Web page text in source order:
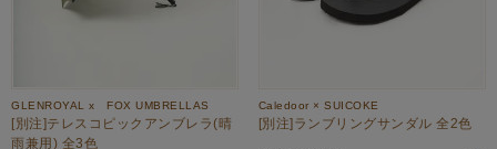
GLENROYAL x FOX UMBRELLAS
[別注]テレスコピックアンブレラ(晴
雨兼用) 全3色
Caledoor × SUICOKE
[別注]ランブリングサンダル 全2色